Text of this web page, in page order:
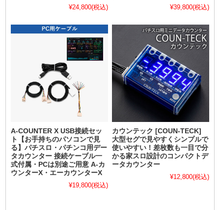
¥24,800(税込)
¥39,800(税込)
A-COUNTER X USB接続セッ
ト【お手持ちのパソコンで見
る】パチスロ・パチンコ用デー
タカウンター 接続ケーブル一
式付属・PCは別途ご用意 A-カ
ウンターX・エーカウンターX
¥19,800(税込)
カウンテック [COUN-TECK]
大型セグで見やすくシンプルで
使いやすい！差枚数も一目で分
かる家スロ設計のコンパクトデ
ータカウンター
¥12,800(税込)